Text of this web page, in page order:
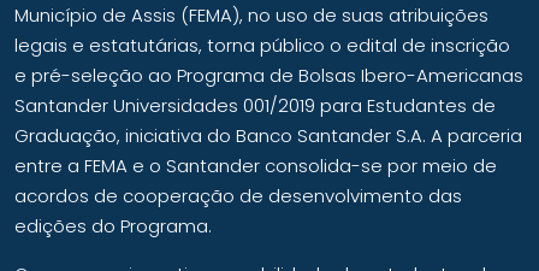
Município de Assis (FEMA), no uso de suas atribuições
legais e estatutárias, torna público o edital de inscrição
e pré-seleção ao Programa de Bolsas Ibero-Americanas
Santander Universidades 001/2019 para Estudantes de
Graduação, iniciativa do Banco Santander S.A. A parceria
entre a FEMA e o Santander consolida-se por meio de
acordos de cooperação de desenvolvimento das
edições do Programa.